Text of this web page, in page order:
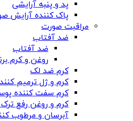
پد و پنبه آرایشی
پاک کننده آرایش
مراقبت صورت
ضد آفتاب
ضد آفتاب
روغن و کرم
کرم ضد لک
کرم و ژل ترمیم
کرم سفت کننده
کرم و روغن رفع
آبرسان و مرطوب